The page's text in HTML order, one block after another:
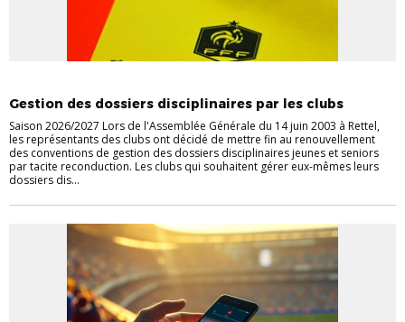
Gestion des dossiers disciplinaires par les clubs
Saison 2026/2027 Lors de l'Assemblée Générale du 14 juin 2003 à Rettel,
les représentants des clubs ont décidé de mettre fin au renouvellement
des conventions de gestion des dossiers disciplinaires jeunes et seniors
par tacite reconduction. Les clubs qui souhaitent gérer eux-mêmes leurs
dossiers dis...